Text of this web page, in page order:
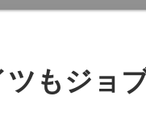
もジョ